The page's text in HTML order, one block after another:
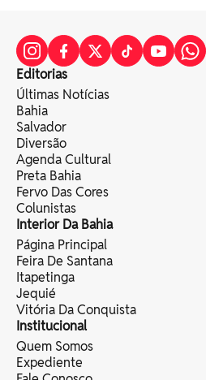
Editorias
Últimas Notícias
Bahia
Salvador
Diversão
Agenda Cultural
Preta Bahia
Fervo Das Cores
Colunistas
Interior Da Bahia
Página Principal
Feira De Santana
Itapetinga
Jequié
Vitória Da Conquista
Institucional
Quem Somos
Expediente